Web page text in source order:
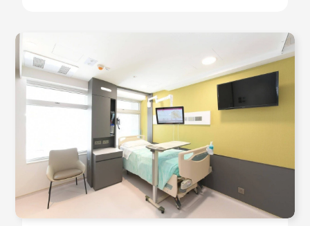
其先进的旋转机械臂能从多个角度及位置进入病
人体内，使医生能以更灵活方式操控机械臂，从
而提供更好的治疗效果和病人安全性。
达文西机械臂由三部分组成：
影像台车：与摄影镜头连接，可以提供放大10倍
的高解像度立体影像。
手术台车：即机械臂主体，包括四支手臂，一支